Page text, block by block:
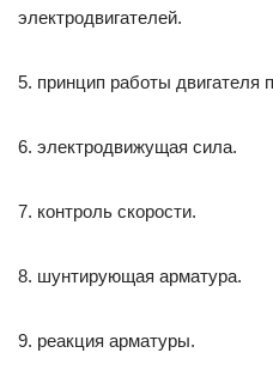
электродвигателей.
5. принцип работы двигателя
6. электродвижущая сила.
7. контроль скорости.
8. шунтирующая арматура.
9. реакция арматуры.